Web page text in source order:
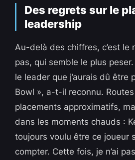
Des regrets sur le
leadership
Au-delà des chiffres, c’est le
pas, qui semble le plus peser.
le leader que j’aurais dû être
Bowl », a-t-il reconnu.
placements approximatifs,
dans les moments chauds :
toujours voulu être ce joueur
compter. Cette fois, je n’ai